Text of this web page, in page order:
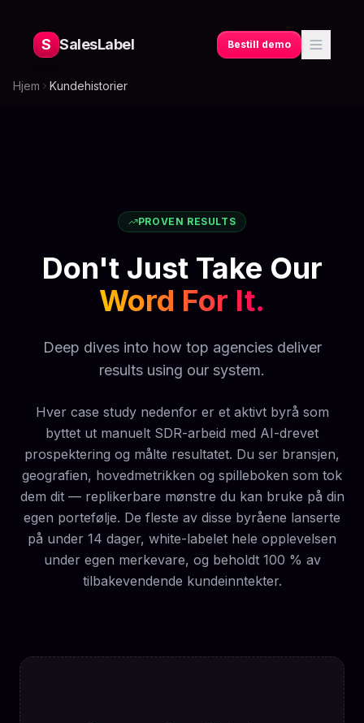
S SalesLabel Bestill demo
Hjem Kundehistorier
PROVEN RESULTS
Don't Just Take Our
Word For It.
Deep dives into how top agencies deliver
results using our system.
Hver case study nedenfor er et aktivt byrå som
byttet ut manuelt SDR-arbeid med AI-drevet
prospektering og målte resultatet. Du ser bransjen,
geografien, hovedmetrikken og spilleboken som tok
dem dit — replikerbare mønstre du kan bruke på din
egen portefølje. De fleste av disse byråene lanserte
på under 14 dager, white-labelet hele opplevelsen
under egen merkevare, og beholdt 100 % av
tilbakevendende kundeinntekter.